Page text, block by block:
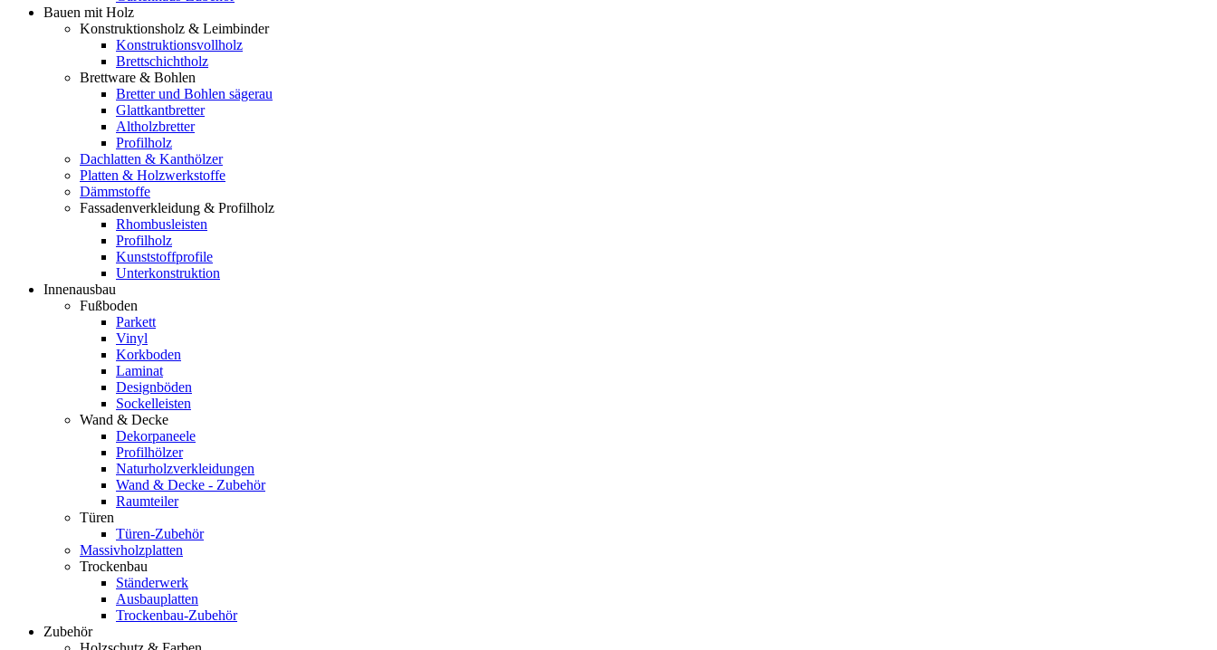
Bauen mit Holz
Konstruktionsholz & Leimbinder
Konstruktionsvollholz
Brettschichtholz
Brettware & Bohlen
Bretter und Bohlen sägerau
Glattkantbretter
Altholzbretter
Profilholz
Dachlatten & Kanthölzer
Platten & Holzwerkstoffe
Dämmstoffe
Fassadenverkleidung & Profilholz
Rhombusleisten
Profilholz
Kunststoffprofile
Unterkonstruktion
Innenausbau
Fußboden
Parkett
Vinyl
Korkboden
Laminat
Designböden
Sockelleisten
Wand & Decke
Dekorpaneele
Profilhölzer
Naturholzverkleidungen
Wand & Decke - Zubehör
Raumteiler
Türen
Türen-Zubehör
Massivholzplatten
Trockenbau
Ständerwerk
Ausbauplatten
Trockenbau-Zubehör
Zubehör